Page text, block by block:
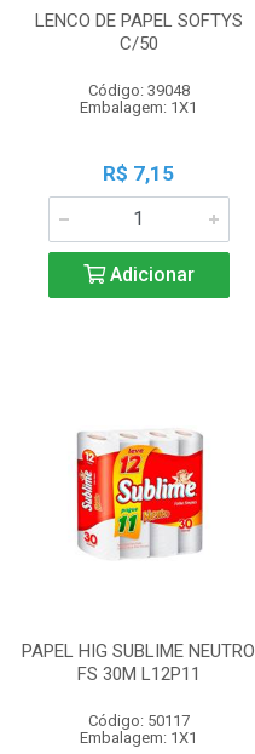
LENCO DE PAPEL SOFTYS
C/50
Código: 39048
Embalagem: 1X1
R$ 7,15
Adicionar
PAPEL HIG SUBLIME NEUTRO
FS 30M L12P11
Código: 50117
Embalagem: 1X1